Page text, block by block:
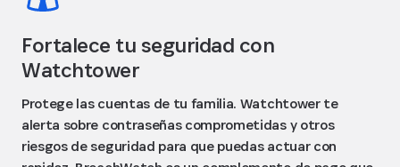
Fortalece tu seguridad con
Watchtower
Protege las cuentas de tu familia. Watchtower te
alerta sobre contraseñas comprometidas y otros
riesgos de seguridad para que puedas actuar con